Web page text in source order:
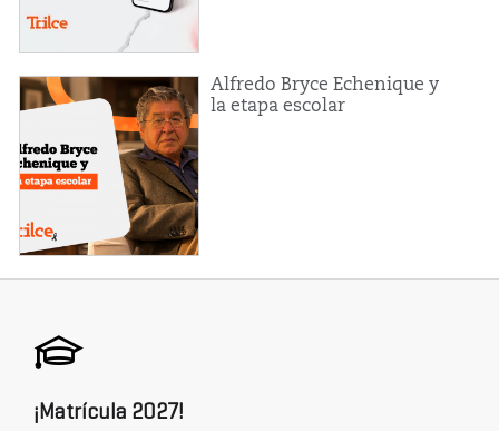
Alfredo Bryce Echenique y
la etapa escolar
¡Matrícula 2027!